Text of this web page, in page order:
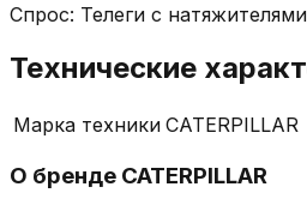
Спрос: Телеги с
Технические
Марка техники CATERPILLAR
О бренде CATERPILLAR